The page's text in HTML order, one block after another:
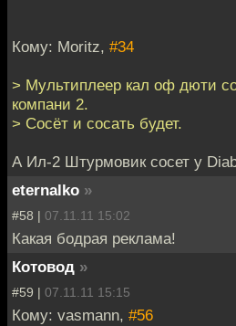
Кому: Moritz, #34
> Мультиплеер кал оф дюти
компани 2.
> Сосёт и сосать будет.
А Ил-2 Штурмовик сосет у
eternalko »
#58 | 07.11.11 15:02
Какая бодрая реклама!
Котовод »
#59 | 07.11.11 15:15
Кому: vasmann, #56